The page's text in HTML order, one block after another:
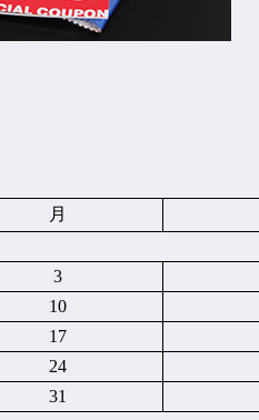
月
3
10
17
24
31